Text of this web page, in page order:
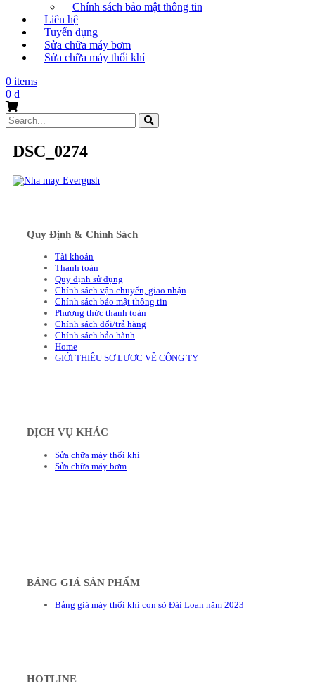
Chính sách bảo mật thông tin
Liên hệ
Tuyển dụng
Sửa chữa máy bơm
Sửa chữa máy thổi khí
0 items
0 ₫
Search
for:
DSC_0274
Quy Định & Chính Sách
Tài khoản
Thanh toán
Quy định sử dụng
Chính sách vận chuyển, giao nhận
Chính sách bảo mật thông tin
Phương thức thanh toán
Chính sách đổi/trả hàng
Chính sách bảo hành
Home
GIỚI THIỆU SƠ LƯỢC VỀ CÔNG TY
DỊCH VỤ KHÁC
Sửa chữa máy thổi khí
Sửa chữa máy bơm
BẢNG GIÁ SẢN PHẨM
Bảng giá máy thổi khí con sò Đài Loan năm 2023
HOTLINE